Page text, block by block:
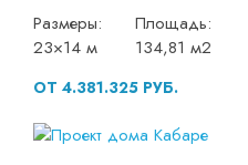
Размеры:
23×14 м
Площадь:
134,81 м2
ОТ 4.381.325 РУБ.